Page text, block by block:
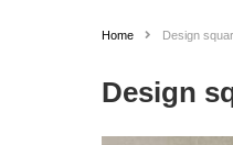
Home Design
Design